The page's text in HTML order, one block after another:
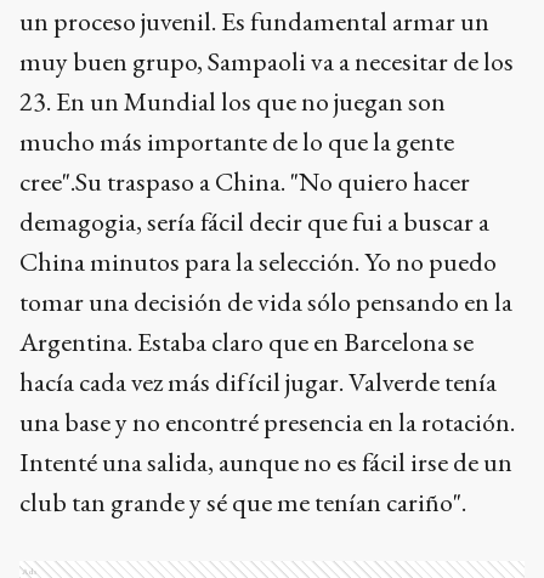
un proceso juvenil. Es fundamental armar un
muy buen grupo, Sampaoli va a necesitar de los
23. En un Mundial los que no juegan son
mucho más importante de lo que la gente
cree".Su traspaso a China. "No quiero hacer
demagogia, sería fácil decir que fui a buscar a
China minutos para la selección. Yo no puedo
tomar una decisión de vida sólo pensando en la
Argentina. Estaba claro que en Barcelona se
hacía cada vez más difícil jugar. Valverde tenía
una base y no encontré presencia en la rotación.
Intenté una salida, aunque no es fácil irse de un
club tan grande y sé que me tenían cariño".
Ads